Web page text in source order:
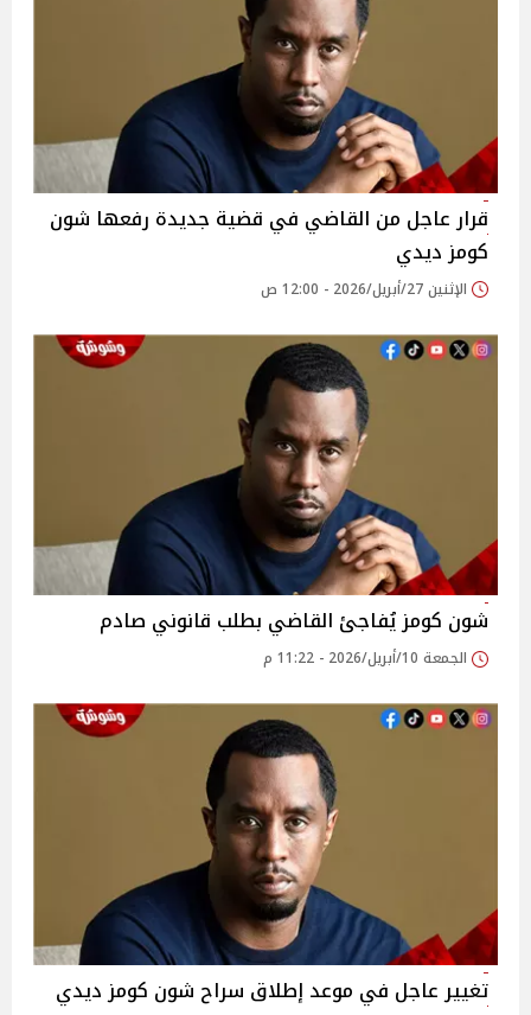
قرار عاجل من القاضي في قضية جديدة رفعها شون
كومز ديدي
الإثنين 27/أبريل/2026 - 12:00 ص
شون كومز يُفاجئ القاضي بطلب قانوني صادم
الجمعة 10/أبريل/2026 - 11:22 م
تغيير عاجل في موعد إطلاق سراح شون كومز ديدي